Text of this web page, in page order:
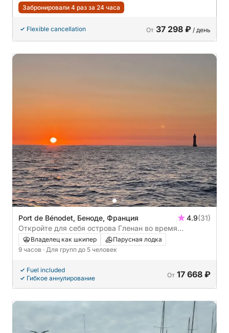
Забронировали 4 раз за 24 часа
Flexible cancellation От 37 298 ₽ / день
Port de Bénodet, Беноде, Франция 4.9(31)
Откройте для себя острова Гленан во время
однодневной поездки на парусной лодке.
Владелец как шкипер
Парусная лодка
9 часов · Для групп до 5 человек
Fuel included
Гибкое аннулирование
От 17 668 ₽